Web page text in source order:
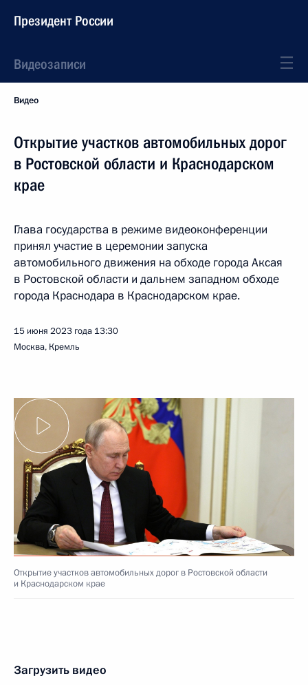
Президент России
Видеозаписи
Видео
Открытие участков автомобильных дорог
в Ростовской области и Краснодарском
крае
Глава государства в режиме видеоконференции
принял участие в церемонии запуска
автомобильного движения на обходе города Аксая
в Ростовской области и дальнем западном обходе
города Краснодара в Краснодарском крае.
15 июня 2023 года 13:30
Москва, Кремль
Открытие участков автомобильных дорог в Ростовской области
и Краснодарском крае
Загрузить видео